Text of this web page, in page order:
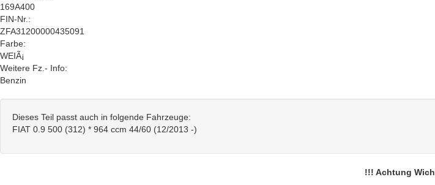
169A400
FIN-Nr.:
ZFA31200000435091
Farbe:
WEIÃ¡
Weitere Fz.- Info:
Benzin
Dieses Teil passt auch in folgende Fahrzeuge:
FIAT 0.9 500 (312) * 964 ccm 44/60 (12/2013 -)
!!! Achtung